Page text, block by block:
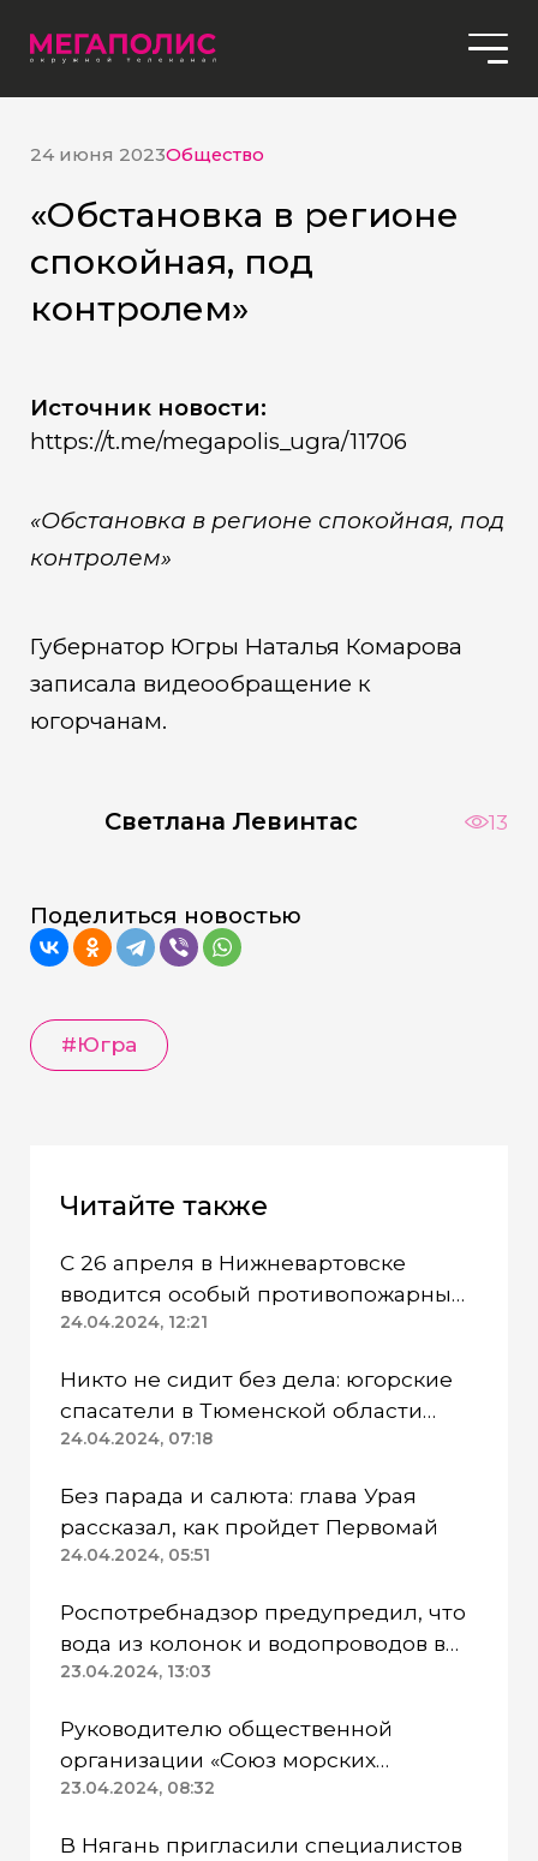
24 июня 2023Общество
«Обстановка в регионе
спокойная, под
контролем»
Источник новости:
https://t.me/megapolis_ugra/11706
«Обстановка в регионе спокойная, под
контролем»
Губернатор Югры Наталья Комарова
записала видеообращение к
югорчанам.
Светлана Левинтас 13
Поделиться новостью
#Югра
Читайте также
С 26 апреля в Нижневартовске
вводится особый противопожарный
режим
24.04.2024, 12:21
Никто не сидит без дела: югорские
спасатели в Тюменской области
работают в две смены
24.04.2024, 07:18
Без парада и салюта: глава Урая
рассказал, как пройдет Первомай
24.04.2024, 05:51
Роспотребнадзор предупредил, что
вода из колонок и водопроводов в
Казанском районе непригодна для
23.04.2024, 13:03
Руководителю общественной
организации «Союз морских
пехотинцев» Югры вынесли
23.04.2024, 08:32
В Нягань пригласили специалистов